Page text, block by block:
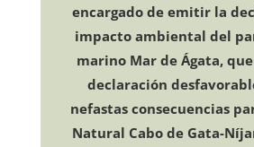
encargado de emitir la
impacto ambiental del
marino Mar de Ágata,
declaración
nefastas consecuencias
Natural Cabo de Gata-